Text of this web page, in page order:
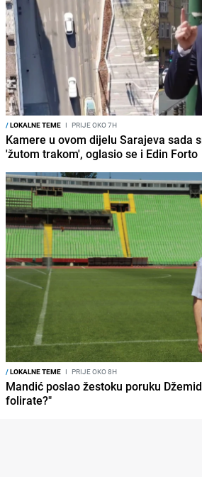
/LOKALNE TEME I PRIJE OKO 7H
Kamere u ovom dijelu Sarajeva sada
'žutom trakom', oglasio se i Edin Forto
/LOKALNE TEME I PRIJE OKO 8H
Mandić poslao žestoku poruku
folirate?"